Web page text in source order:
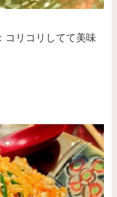
コリコリしてて美味